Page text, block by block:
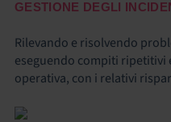
GESTIONE DEGLI
Rilevando e risolvendo
eseguendo compiti ripetitivi
operativa, con i relativi